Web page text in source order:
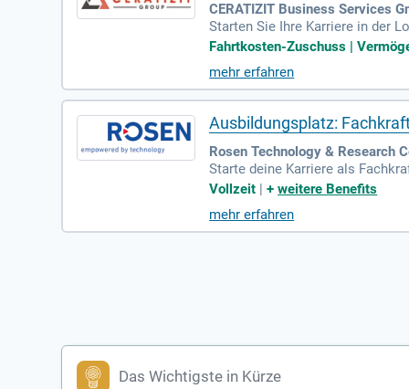
CERATIZIT Business Services
Starten Sie Ihre Karriere in der
Jahre hinweg, mit der
ahrtkostenzuschüsse und
ents und Zugang zu
Fahrtkosten-Zuschuss |
mehr erfahren
Ausbildungsplatz:
Rosen Technology & Research
Starte deine Karriere als
planst und organisierst. Zudem
labschluss und Interesse an
e Ausbildung genau das
Vollzeit |+weitere Benefits
mehr erfahren
Das Wichtigste in Kürze